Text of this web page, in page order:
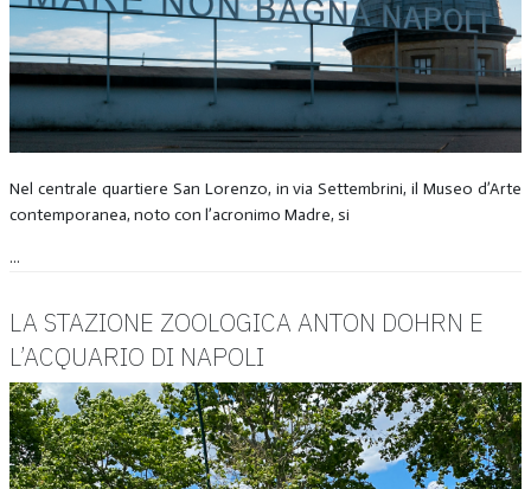
Nel centrale quartiere San Lorenzo, in via Settembrini, il Museo d’Arte
contemporanea, noto con l’acronimo Madre, si
...
LA STAZIONE ZOOLOGICA ANTON DOHRN E
L’ACQUARIO DI NAPOLI